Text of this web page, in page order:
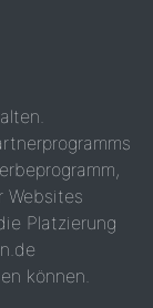
Websites
Platzierung
können.